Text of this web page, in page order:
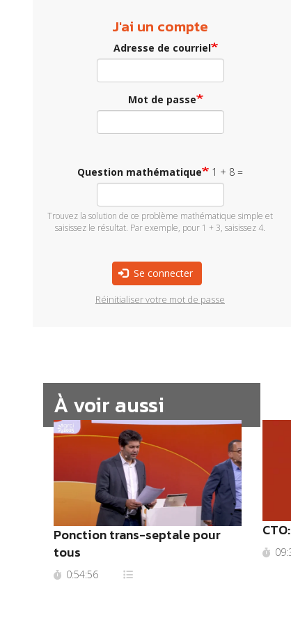
J'ai un compte
Adresse de courriel
Mot de passe
Question mathématique 1 + 8 =
Trouvez la solution de ce problème mathématique simple et
saisissez le résultat. Par exemple, pour 1 + 3, saisissez 4.
Se connecter
Réinitialiser votre mot de passe
À voir aussi
Ponction trans-septale pour
tous
0:54:56